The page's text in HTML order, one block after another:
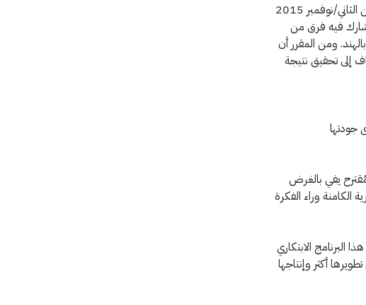
ومسابقة التمكين هي عبارة عن برنامج مدته 60 يوماً تقام في الفترة من تشرين الثاني/نوفمبر 2015
تشارك فيه فرق من
ومن المقرر أن
إلى تحقيق نتيجة
جودتها
يفي بالغرض
وراء الفكرة
البرنامج الابتكاري
أكثر وإنتاجها